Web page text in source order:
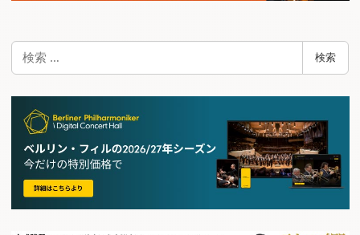
検
検索